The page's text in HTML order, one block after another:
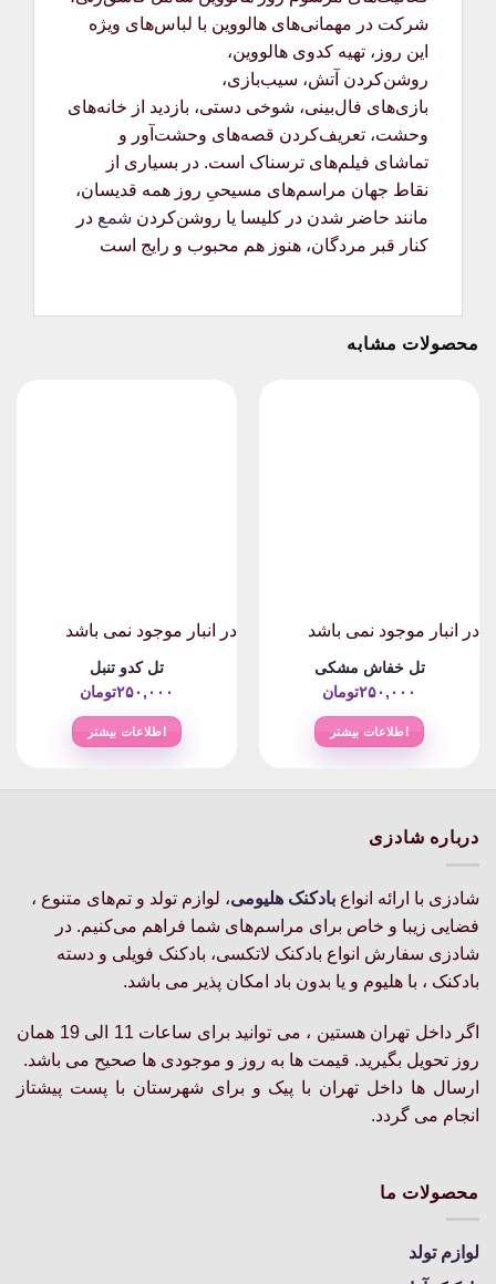
شرکت در مهمانی‌های هالووین با لباس‌های ویژه
این روز، تهیه کدوی هالووین،
روشن‌کردن آتش، سیب‌بازی،
بازی‌های فال‌بینی، شوخی دستی، بازدید از خانه‌های
وحشت، تعریف‌کردن قصه‌های وحشت‌آور و
تماشای فیلم‌های ترسناک است. در بسیاری از
نقاط جهان مراسم‌های مسیحیِ روز همه قدیسان،
مانند حاضر شدن در کلیسا یا روشن‌کردن شمع در
کنار قبر مردگان، هنوز هم محبوب و رایج است
محصولات مشابه
در انبار موجود نمی باشد
تل خفاش مشکی
۲۵۰,۰۰۰تومان
اطلاعات بیشتر
در انبار موجود نمی باشد
تل کدو تنبل
۲۵۰,۰۰۰تومان
اطلاعات بیشتر
درباره شادزی
شادزی با ارائه انواع بادکنک‌ هلیومی، لوازم تولد و تم‌های متنوع ،
فضایی زیبا و خاص برای مراسم‌های شما فراهم می‌کنیم. در
شادزی سفارش انواع بادکنک لاتکسی، بادکنک فویلی و دسته
بادکنک ، با هلیوم و یا بدون باد امکان پذیر می باشد.
اگر داخل تهران هستین ، می توانید برای ساعات 11 الی 19 همان
روز تحویل بگیرید. قیمت ها به روز و موجودی ها صحیح می باشد.
ارسال ها داخل تهران با پیک و برای شهرستان با پست پیشتاز
انجام می گردد.
محصولات ما
لوازم تولد